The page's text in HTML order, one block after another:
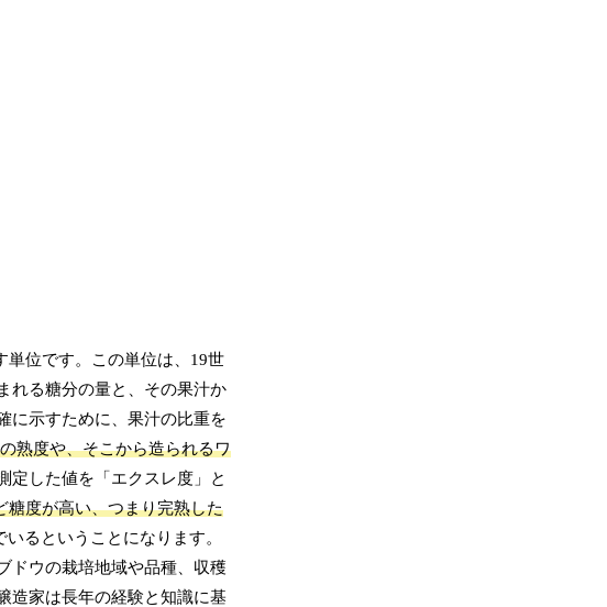
単位です。この単位は、19世
れる糖分の量と、その果汁か
に示すために、果汁の比重を
熟度や、そこから造られるワ
定した値を「エクスレ度」と
糖度が高い、つまり完熟した
るということになります。
ドウの栽培地域や品種、収穫
造家は長年の経験と知識に基